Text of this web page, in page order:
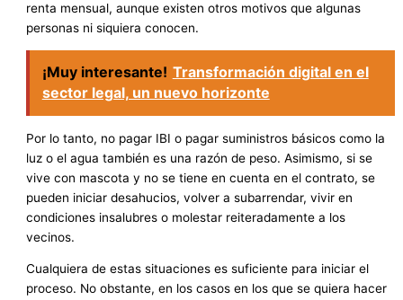
renta mensual, aunque existen otros motivos que algunas
personas ni siquiera conocen.
¡Muy interesante! Transformación digital en el
sector legal, un nuevo horizonte
Por lo tanto, no pagar IBI o pagar suministros básicos como la
luz o el agua también es una razón de peso. Asimismo, si se
vive con mascota y no se tiene en cuenta en el contrato, se
pueden iniciar desahucios, volver a subarrendar, vivir en
condiciones insalubres o molestar reiteradamente a los
vecinos.
Cualquiera de estas situaciones es suficiente para iniciar el
proceso. No obstante, en los casos en los que se quiera hacer